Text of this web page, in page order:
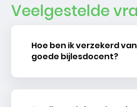
Veelgestelde
Hoe ben ik verzekerd
goede bijlesdocent?